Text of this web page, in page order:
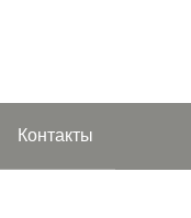
Контакты